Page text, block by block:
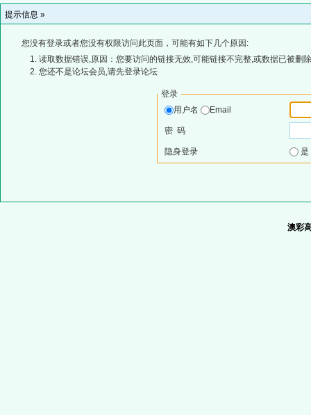
提示信息 »
您没有登录或者您没有权限访问此页面，可能有如下几个原因:
读取数据错误,原因：您要访问的链接无效,可能链接不完整,或数据已被删
您还不是论坛会员,请先登录论坛
登录
用户名
Email
密 码
隐身登录
澳彩